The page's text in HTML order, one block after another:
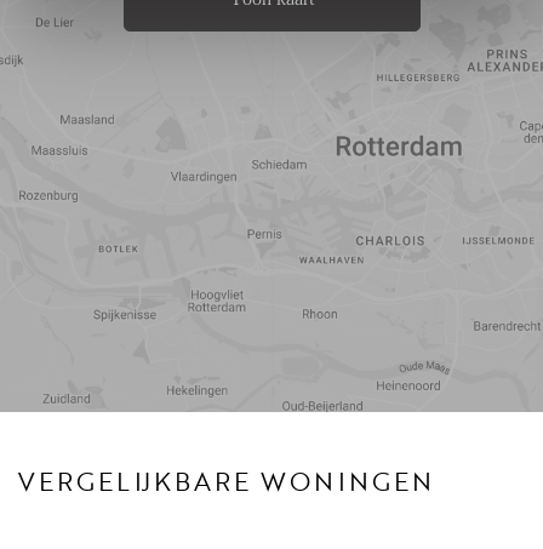
- Parkeren via vergunning;
Voorzieningen
VERGELIJKBARE WONINGEN